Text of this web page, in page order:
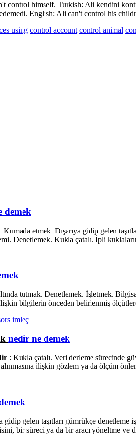
control himself. Turkish: Ali kendini
English: Ali can't control his
using control account control animal
demek
Kumada etmek. Dışarıya gidip gelen
Denetlemek. Kukla çatalı. İpli
tutmak. Denetlemek. İşletmek.
bilgilerin önceden belirlenmiş
imleç
nedir ne demek
: Kukla çatalı. Veri derleme sürecinde
ilişkin gözlem ya da ölçüm
gidip gelen taşıtları gümrükçe
bir süreci ya da bir aracı yöneltme ve